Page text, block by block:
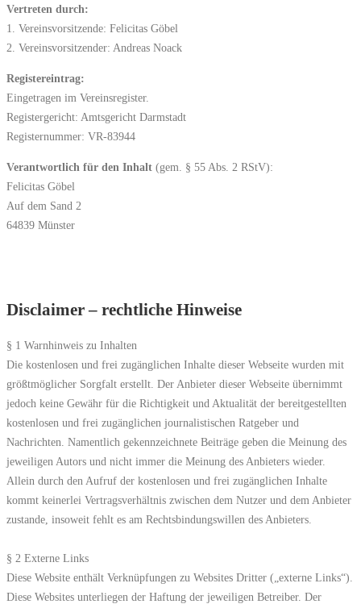
Vertreten durch:
1. Vereinsvorsitzende: Felicitas Göbel
2. Vereinsvorsitzender: Andreas Noack
Registereintrag:
Eingetragen im Vereinsregister.
Registergericht: Amtsgericht Darmstadt
Registernummer: VR-83944
Verantwortlich für den Inhalt (gem. § 55 Abs. 2 RStV):
Felicitas Göbel
Auf dem Sand 2
64839 Münster
Disclaimer – rechtliche Hinweise
§ 1 Warnhinweis zu Inhalten
Die kostenlosen und frei zugänglichen Inhalte dieser Webseite wurden mit
größtmöglicher Sorgfalt erstellt. Der Anbieter dieser Webseite übernimmt
jedoch keine Gewähr für die Richtigkeit und Aktualität der bereitgestellten
kostenlosen und frei zugänglichen journalistischen Ratgeber und
Nachrichten. Namentlich gekennzeichnete Beiträge geben die Meinung des
jeweiligen Autors und nicht immer die Meinung des Anbieters wieder.
Allein durch den Aufruf der kostenlosen und frei zugänglichen Inhalte
kommt keinerlei Vertragsverhältnis zwischen dem Nutzer und dem Anbieter
zustande, insoweit fehlt es am Rechtsbindungswillen des Anbieters.
§ 2 Externe Links
Diese Website enthält Verknüpfungen zu Websites Dritter („externe Links“).
Diese Websites unterliegen der Haftung der jeweiligen Betreiber. Der